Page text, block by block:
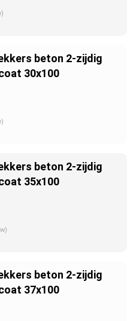
beton 2-zijdig
30x100
beton 2-zijdig
35x100
beton 2-zijdig
37x100